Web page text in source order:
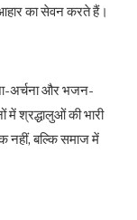
का सेवन करते हैं।
अर्चना और भजन-
में श्रद्धालुओं की भारी
नहीं, बल्कि समाज में